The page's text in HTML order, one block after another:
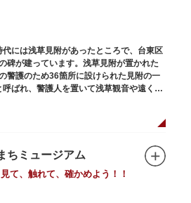
には浅草見附があったところで、台東区
碑が建っています。浅草見附が置かれた
警護のため36箇所に設けられた見附の一
ばれ、警護人を置いて浅草観音や遠くは
した。
ちミュージアム
て、触れて、確かめよう！！